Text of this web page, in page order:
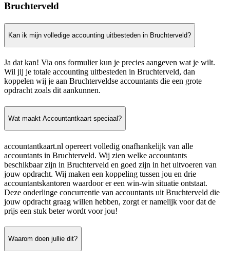
Bruchterveld
Kan ik mijn volledige accounting uitbesteden in Bruchterveld?
Ja dat kan! Via ons formulier kun je precies aangeven wat je wilt.
Wil jij je totale accounting uitbesteden in Bruchterveld, dan
koppelen wij je aan Bruchterveldse accountants die een grote
opdracht zoals dit aankunnen.
Wat maakt Accountantkaart speciaal?
accountantkaart.nl opereert volledig onafhankelijk van alle
accountants in Bruchterveld. Wij zien welke accountants
beschikbaar zijn in Bruchterveld en goed zijn in het uitvoeren van
jouw opdracht. Wij maken een koppeling tussen jou en drie
accountantskantoren waardoor er een win-win situatie ontstaat.
Deze onderlinge concurrentie van accountants uit Bruchterveld die
jouw opdracht graag willen hebben, zorgt er namelijk voor dat de
prijs een stuk beter wordt voor jou!
Waarom doen jullie dit?